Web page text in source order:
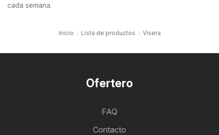
cada semana.
Inicio Lista de productos Visera
Ofertero
FAQ
Contacto